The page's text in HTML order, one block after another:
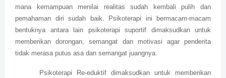
mana kemampuan menilai realitas sudah kembali pulih dan
pemahaman diri sudah baik. Psikoterapi ini bermacam-macam
bentuknya antara lain psikoterapi suportif dimaksudkan untuk
memberikan dorongan, semangat dan motivasi agar penderita
tidak merasa putus asa dan semangat juangnya.
Psikoterapi Re-eduktif dimaksudkan untuk memberikan